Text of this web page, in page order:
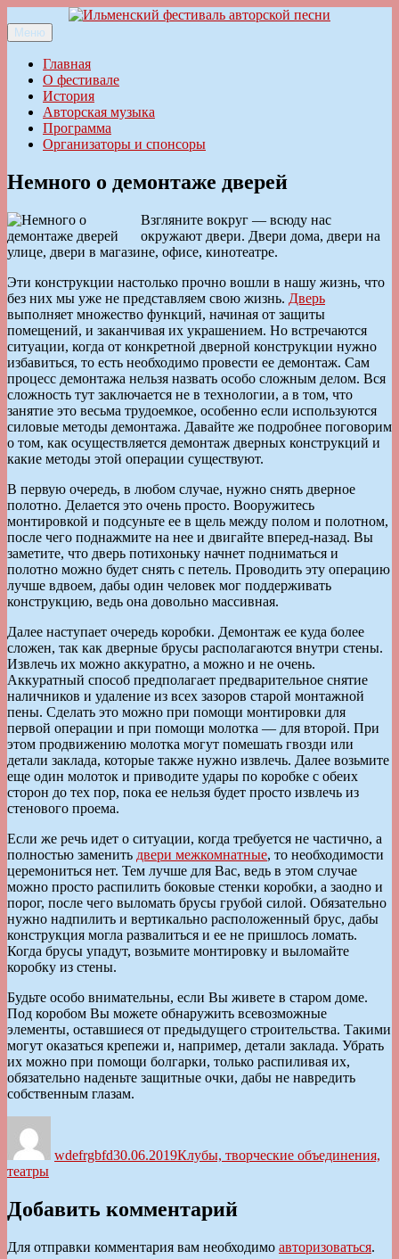
к
содержимому
Ильменский фестиваль авторской песни
Меню
Главная
О фестивале
История
Авторская музыка
Программа
Организаторы и спонсоры
Немного о демонтаже дверей
Взгляните вокруг — всюду нас
окружают двери. Двери дома, двери на
улице, двери в магазине, офисе, кинотеатре.
Эти конструкции настолько прочно вошли в нашу жизнь, что
без них мы уже не представляем свою жизнь. Дверь
выполняет множество функций, начиная от защиты
помещений, и заканчивая их украшением. Но встречаются
ситуации, когда от конкретной дверной конструкции нужно
избавиться, то есть необходимо провести ее демонтаж. Сам
процесс демонтажа нельзя назвать особо сложным делом. Вся
сложность тут заключается не в технологии, а в том, что
занятие это весьма трудоемкое, особенно если используются
силовые методы демонтажа. Давайте же подробнее поговорим
о том, как осуществляется демонтаж дверных конструкций и
какие методы этой операции существуют.
В первую очередь, в любом случае, нужно снять дверное
полотно. Делается это очень просто. Вооружитесь
монтировкой и подсуньте ее в щель между полом и полотном,
после чего поднажмите на нее и двигайте вперед-назад. Вы
заметите, что дверь потихоньку начнет подниматься и
полотно можно будет снять с петель. Проводить эту операцию
лучше вдвоем, дабы один человек мог поддерживать
конструкцию, ведь она довольно массивная.
Далее наступает очередь коробки. Демонтаж ее куда более
сложен, так как дверные брусы располагаются внутри стены.
Извлечь их можно аккуратно, а можно и не очень.
Аккуратный способ предполагает предварительное снятие
наличников и удаление из всех зазоров старой монтажной
пены. Сделать это можно при помощи монтировки для
первой операции и при помощи молотка — для второй. При
этом продвижению молотка могут помешать гвозди или
детали заклада, которые также нужно извлечь. Далее возьмите
еще один молоток и приводите удары по коробке с обеих
сторон до тех пор, пока ее нельзя будет просто извлечь из
стенового проема.
Если же речь идет о ситуации, когда требуется не частично, а
полностью заменить двери межкомнатные, то необходимости
церемониться нет. Тем лучше для Вас, ведь в этом случае
можно просто распилить боковые стенки коробки, а заодно и
порог, после чего выломать брусы грубой силой. Обязательно
нужно надпилить и вертикально расположенный брус, дабы
конструкция могла развалиться и ее не пришлось ломать.
Когда брусы упадут, возьмите монтировку и выломайте
коробку из стены.
Будьте особо внимательны, если Вы живете в старом доме.
Под коробом Вы можете обнаружить всевозможные
элементы, оставшиеся от предыдущего строительства. Такими
могут оказаться крепежи и, например, детали заклада. Убрать
их можно при помощи болгарки, только распиливая их,
обязательно наденьте защитные очки, дабы не навредить
собственным глазам.
wdefrgbfd30.06.2019Клубы, творческие объединения,
театры
Добавить комментарий
Для отправки комментария вам необходимо авторизоваться.